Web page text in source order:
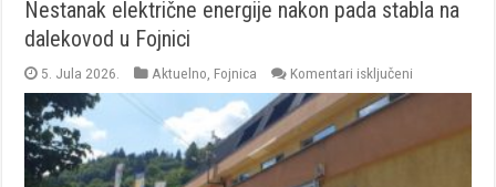
Nestanak električne energije nakon pada stabla na
dalekovod u Fojnici
5. Jula 2026. Aktuelno Fojnica Komentari isključeni
Nestanak